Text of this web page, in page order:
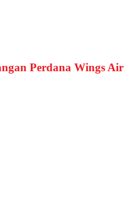
Perdana Wings Air